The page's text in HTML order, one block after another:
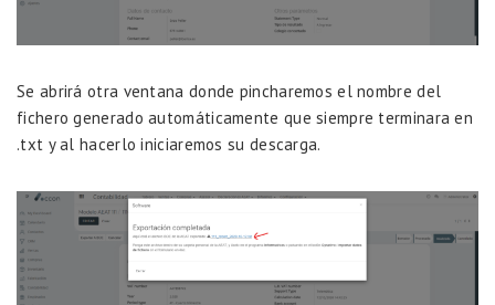
Se abrirá otra ventana donde pincharemos el nombre del
fichero generado automáticamente que siempre terminara en
.txt y al hacerlo iniciaremos su descarga.